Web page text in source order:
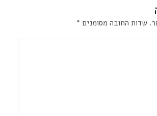
שדות החובה מסומנים *